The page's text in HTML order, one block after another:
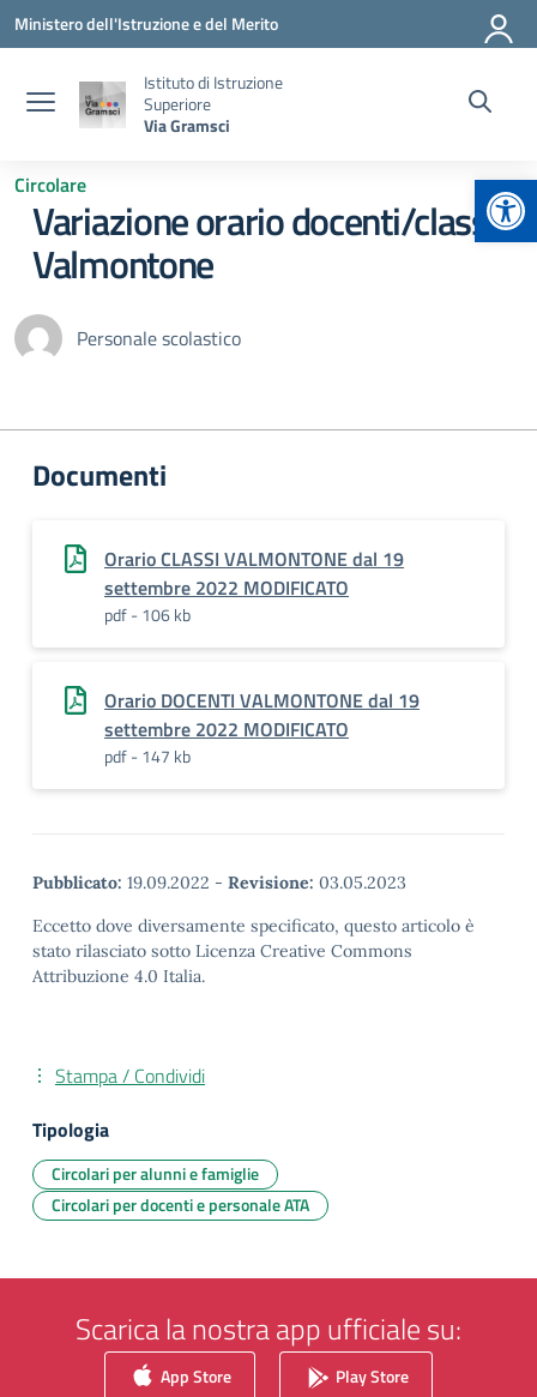
Vai ai contenuti
Vai al menu di navigazione
Vai al footer
Ministero dell'Istruzione e del Merito
Istituto di Istruzione
Superiore
Via Gramsci
Circolare
Variazione orario docenti/classi
Valmontone
Personale scolastico
Documenti
Orario CLASSI VALMONTONE dal 19
settembre 2022 MODIFICATO
pdf - 106 kb
Orario DOCENTI VALMONTONE dal 19
settembre 2022 MODIFICATO
pdf - 147 kb
Pubblicato: 19.09.2022 - Revisione: 03.05.2023
Eccetto dove diversamente specificato, questo articolo è
stato rilasciato sotto Licenza Creative Commons
Attribuzione 4.0 Italia.
Stampa / Condividi
Tipologia
Circolari per alunni e famiglie
Circolari per docenti e personale ATA
Scarica la nostra app ufficiale su:
App Store Play Store